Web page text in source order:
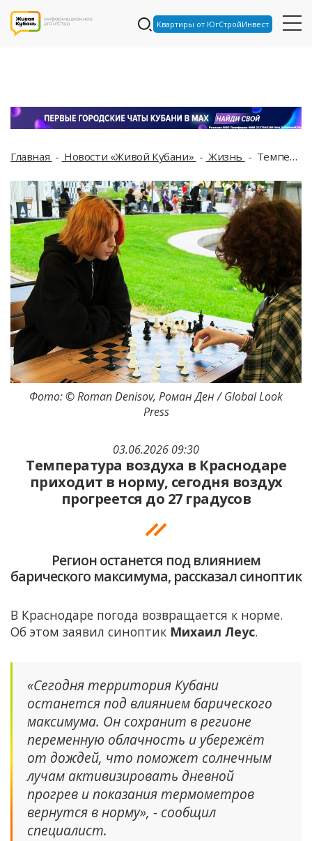
Квартиры от ЮгСтройИнвест
Главная Новости «Живой Кубани» Жизнь Температура воздуха в Краснодаре приходит в норму, сегодня воздух прогреется до 27 градусов
03.06.2026 09:30
Температура воздуха в Краснодаре
приходит в норму, сегодня воздух
прогреется до 27 градусов
Регион останется под влиянием
барического максимума, рассказал синоптик
Фото: © Roman Denisov, Роман Ден / Global Look
Press
В Краснодаре погода возвращается к норме.
Об этом заявил синоптик Михаил Леус.
«Сегодня территория Кубани
останется под влиянием барического
максимума. Он сохранит в регионе
переменную облачность и убережёт
от дождей, что поможет солнечным
лучам активизировать дневной
прогрев и показания термометров
вернутся в норму», - сообщил
специалист.